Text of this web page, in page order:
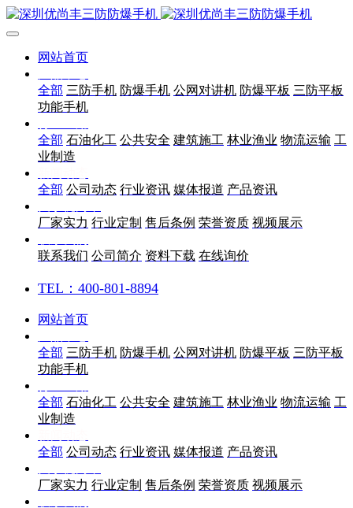
网站首页
全部 三防手机 防爆手机 公网对讲机 防爆平板 三防平板
功能手机
全部 石油化工 公共安全 建筑施工 林业渔业 物流运输 工
业制造
全部 公司动态 行业资讯 媒体报道 产品资讯
厂家实力 行业定制 售后条例 荣誉资质 视频展示
联系我们 公司简介 资料下载 在线询价
TEL：400-801-8894
网站首页
全部 三防手机 防爆手机 公网对讲机 防爆平板 三防平板
功能手机
全部 石油化工 公共安全 建筑施工 林业渔业 物流运输 工
业制造
全部 公司动态 行业资讯 媒体报道 产品资讯
厂家实力 行业定制 售后条例 荣誉资质 视频展示